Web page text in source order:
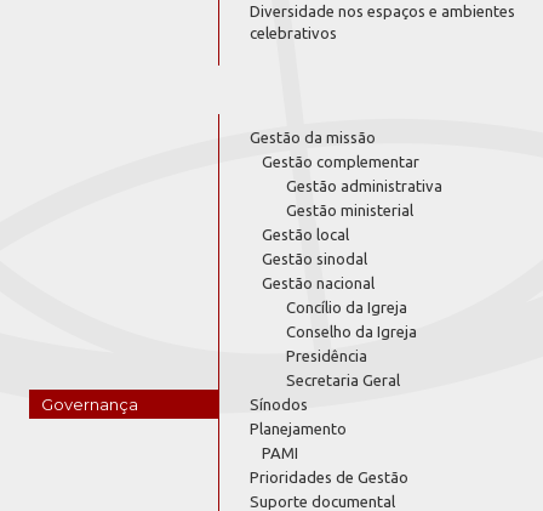
Diversidade nos espaços e ambientes
celebrativos
Governança
Gestão da missão
Gestão complementar
Gestão administrativa
Gestão ministerial
Gestão local
Gestão sinodal
Gestão nacional
Concílio da Igreja
Conselho da Igreja
Presidência
Secretaria Geral
Sínodos
Planejamento
PAMI
Prioridades de Gestão
Suporte documental